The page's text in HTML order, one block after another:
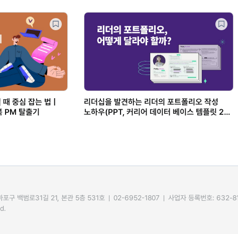
때 중심 잡는 법 |
PM 탈출기
리더십을 발견하는 리더의 포트폴리오 작성
노하우(PPT, 커리어 데이터 베이스 템플릿 2종
구 백범로31길 21, 본관 5층 531호 02-6952-1807 사업자 등록번호: 632-